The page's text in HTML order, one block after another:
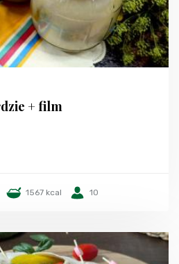
+ film
1567 kcal 10